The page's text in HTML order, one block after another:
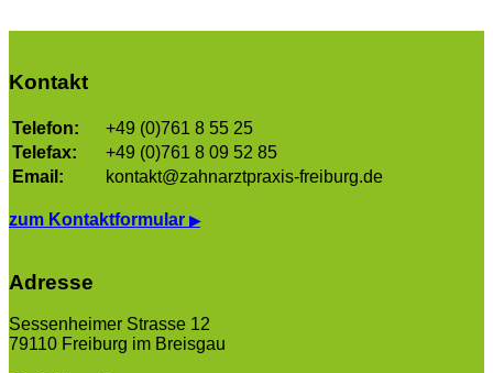
Kontakt
Telefon:
+49 (0)761 8 55 25
Telefax:
+49 (0)761 8 09 52 85
Email:
kontakt@zahnarztpraxis-freiburg.de
zum Kontaktformular ▶
Adresse
Sessenheimer Strasse 12
79110 Freiburg im Breisgau